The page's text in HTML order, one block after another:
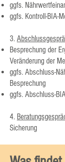
ggfs.
ggfs. Kontroll-BIA-
3.
Besprechung der
Veränderung der
ggfs. Abschluss-
Besprechung
ggfs. Abschluss-
4.
Sicherung